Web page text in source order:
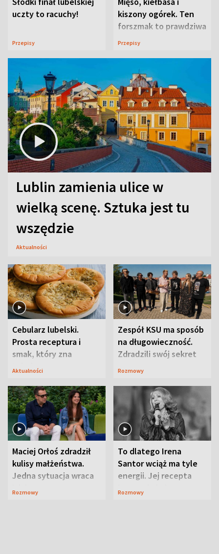
uczty to racuchy!
Przepisy
kiszony ogórek. Ten
forszmak to prawdziwa
uczta
Przepisy
Lublin zamienia ulice w
wielką scenę. Sztuka jest tu
wszędzie
Aktualności
Cebularz lubelski.
Prosta receptura i
smak, który zna
Lubelszczyzna
Aktualności
Zespół KSU ma sposób
na długowieczność.
Zdradzili swój sekret
Rozmowy
Maciej Orłoś zdradził
kulisy małżeństwa.
Jedna sytuacja wraca
jak bumerang
Rozmowy
To dlatego Irena
Santor wciąż ma tyle
energii. Jej recepta
jest zaskakująco
Rozmowy